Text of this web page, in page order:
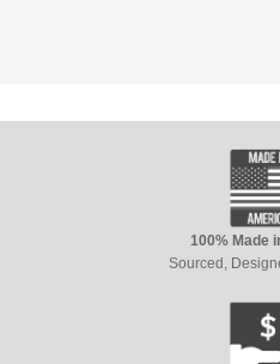
100% Made
Sourced,